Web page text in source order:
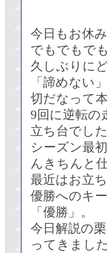
今日もお休
でもでもで
久しぶりに
「諦めない
切だなって
9回に逆転の
立ち台でし
シーズン最
んきちんと
最近はお立
優勝へのキ
「優勝」。
今日解説の
ってきまし